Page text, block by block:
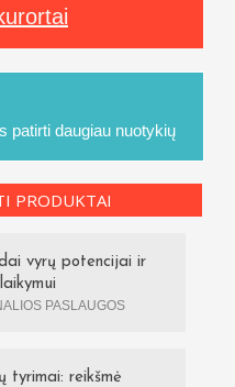
patirti daugiau nuotykių
PRODUKTAI
vyrų potencijai ir
PASLAUGOS
tyrimai: reikšmė